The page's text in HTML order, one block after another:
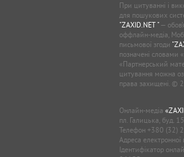
При цитуванні і
для пошукових
"ZAXID.NET "—
оффлайн-медіа,
письмової згоди
позначені словами
«Партнерський
цитування можна
права захищені. ©
Онлайн-медіа
пл. Галицька, буд.
Телефон +380 (32)
Адреса
Ідентифікатор